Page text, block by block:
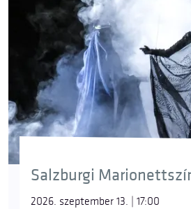
Salzburgi
2026. szeptember 13. | 17:00